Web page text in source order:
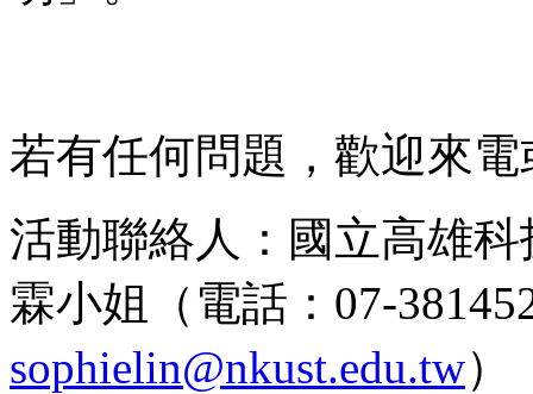
若有任何問題，歡迎來
活動聯絡人：國立高雄
霖小姐（電話：07-
sophielin@nkust.edu.tw）